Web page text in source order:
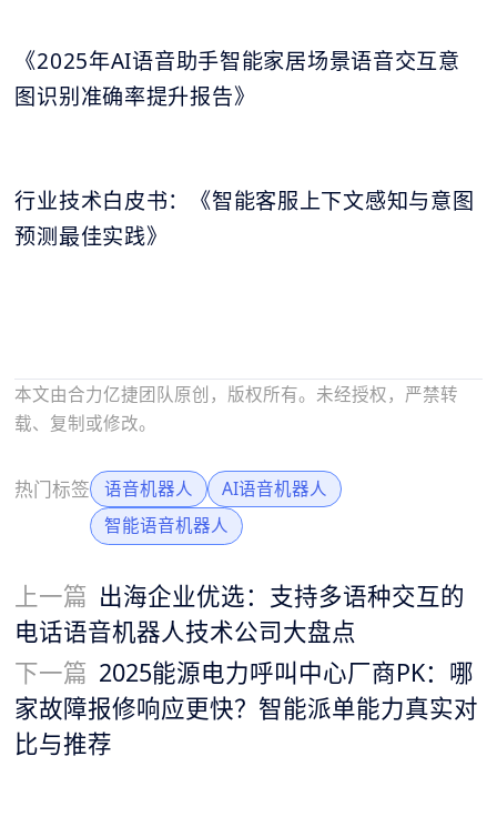
《2025年AI语音助手智能家居场景语音交互意
图识别准确率提升报告》
行业技术白皮书：《智能客服上下文感知与意图
预测最佳实践》
本文由合力亿捷团队原创，版权所有。未经授权，严禁转
载、复制或修改。
热门标签 语音机器人
AI语音机器人
智能语音机器人
上一篇 出海企业优选：支持多语种交互的
电话语音机器人技术公司大盘点
下一篇 2025能源电力呼叫中心厂商PK：哪
家故障报修响应更快？智能派单能力真实对
比与推荐